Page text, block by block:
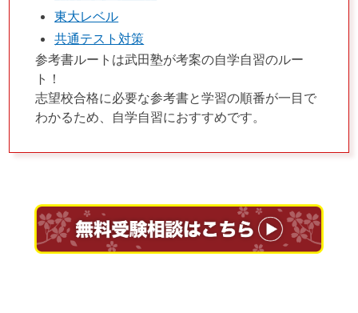
東大レベル
共通テスト対策
参考書ルートは武田塾が考案の自学自習のルー
ト！
志望校合格に必要な参考書と学習の順番が一目で
わかるため、自学自習におすすめです。